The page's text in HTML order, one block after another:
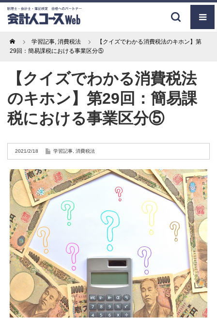
Home 学習記事, 消費税法
【クイズでわかる消費税法のキホン】第
29回：簡易課税における事業区分⑤
【クイズでわかる消費税法
のキホン】第29回：簡易課
税における事業区分⑤
2021/2/18 学習記事 消費税法